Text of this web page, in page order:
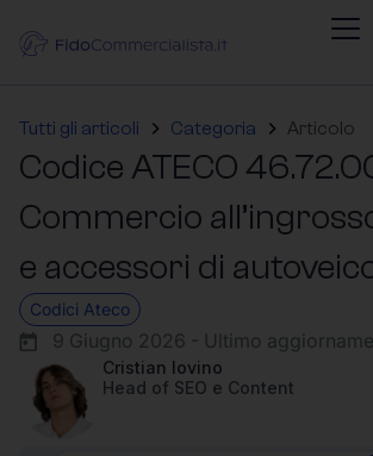
Tutti gli articoli Categoria Articolo
Codice ATECO
Commercio
e accessori di
Codici Ateco
9 Giugno 2026 - Ultimo
Cristian Iovino
Head of SEO e Content